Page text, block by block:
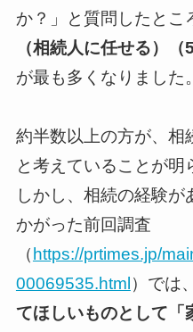
か？」と質問したとこ
（相続人に任せる）（
が最も多くなりました。
約半数以上の方が、相
と考えていることが明
しかし、相続の経験が
かがった前回調査
（ https://prtimes.jp/
00069535.html ）では、
てほしいものとして「